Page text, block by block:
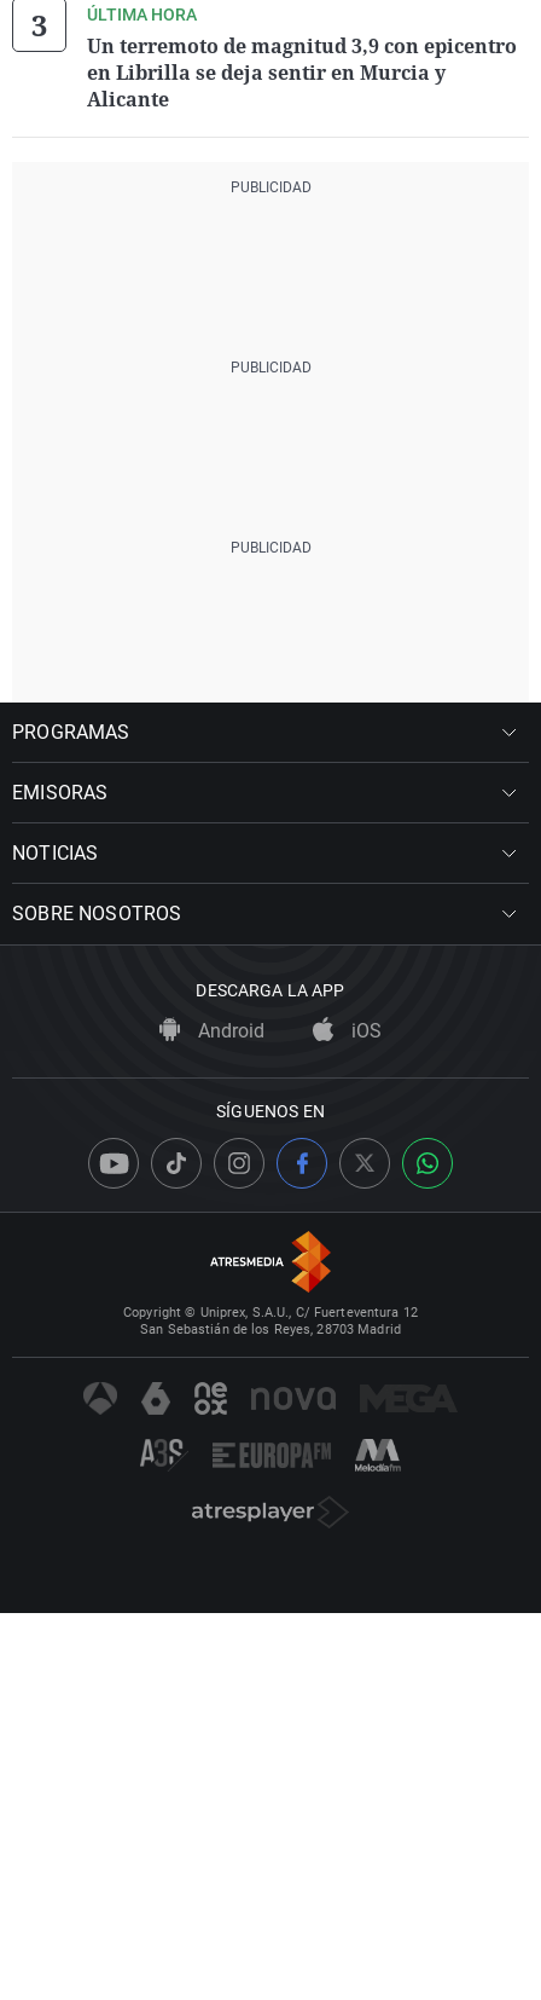
ÚLTIMA HORA
Un terremoto de magnitud 3,9 con epicentro
en Librilla se deja sentir en Murcia y
Alicante
PROGRAMAS
EMISORAS
NOTICIAS
SOBRE NOSOTROS
DESCARGA LA APP
Android iOS
SÍGUENOS EN
Copyright © Uniprex, S.A.U., C/ Fuerteventura 12
San Sebastián de los Reyes, 28703 Madrid